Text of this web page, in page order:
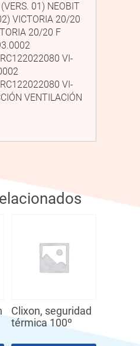
01) NEOBIT
VICTORIA 20/20
20/20 F
VI-
VI-
VENTILACIÓN
Clixon, seguridad
térmica 100º